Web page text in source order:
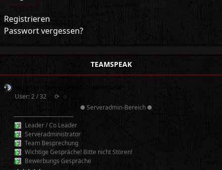
Registrieren
Passwort vergessen?
TEAMSPEAK
User: 2 / 32
⟳ ◌
● Serveradmin-Bereich ●
──────────
Leader / Co Leader
Serveradministrator
Team Besprechung
Wichtige Gespräche! Bitte nicht Stören!
Bewerbungs Gespräche